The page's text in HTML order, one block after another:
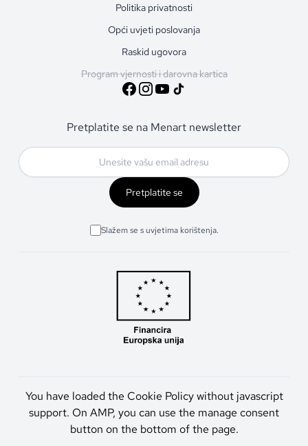
Politika privatnosti
Opći uvjeti poslovanja
Raskid ugovora
Program vjernosti i darovna kartica
Pretplatite se na Menart newsletter
Pretplatite se
Slažem se s uvjetima korištenja.
You have loaded the Cookie Policy without javascript
support. On AMP, you can use the manage consent
button on the bottom of the page.